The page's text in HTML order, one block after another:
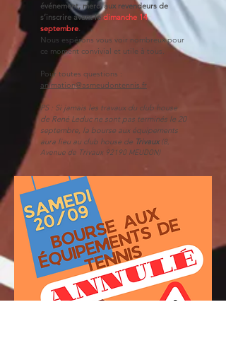
événement, merci aux revendeurs de
s’inscrire avant ledimanche 14
septembre.
Nous espérons vous voir nombreux pour
ce moment convivial et utile à tous.
Pour toutes questions :
animation@asmeudontennis.fr
PS : Si jamais les travaux du club house
de René Leduc ne sont pas terminés le 20
septembre, la bourse aux équipements
aura lieu au club house de Trivaux​ (8,
Avenue de Trivaux 92190 MEUDON)